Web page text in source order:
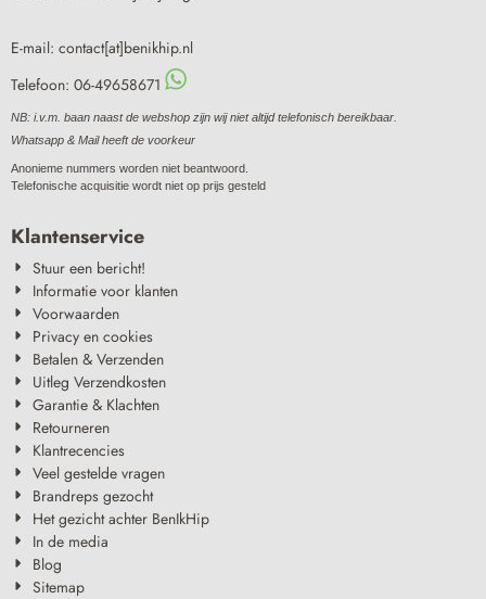
E-mail: contact[at]benikhip.nl
Telefoon: 06-49658671
NB: i.v.m. baan naast de webshop zijn wij niet altijd telefonisch bereikbaar.
Whatsapp & Mail heeft de voorkeur
Anonieme nummers worden niet beantwoord.
Telefonische acquisitie wordt niet op prijs gesteld
Klantenservice
Stuur een bericht!
Informatie voor klanten
Voorwaarden
Privacy en cookies
Betalen & Verzenden
Uitleg Verzendkosten
Garantie & Klachten
Retourneren
Klantrecencies
Veel gestelde vragen
Brandreps gezocht
Het gezicht achter BenIkHip
In de media
Blog
Sitemap